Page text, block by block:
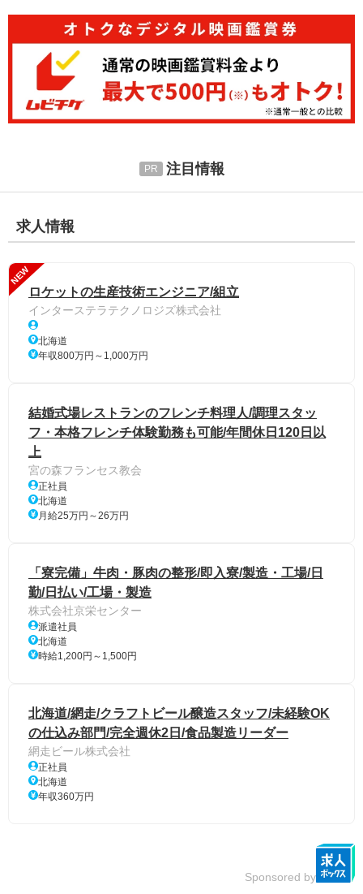
注目情報
求人情報
NEW
ロケットの生産技術エンジニア/組立
インターステラテクノロジズ株式会社
北海道
年収800万円～1,000万円
結婚式場レストランのフレンチ料理人/調理スタッ
フ・本格フレンチ体験勤務も可能/年間休日120日以
上
宮の森フランセス教会
正社員
北海道
月給25万円～26万円
「寮完備」牛肉・豚肉の整形/即入寮/製造・工場/日
勤/日払い/工場・製造
株式会社京栄センター
派遣社員
北海道
時給1,200円～1,500円
北海道/網走/クラフトビール醸造スタッフ/未経験OK
の仕込み部門/完全週休2日/食品製造リーダー
網走ビール株式会社
正社員
北海道
年収360万円
Sponsored by